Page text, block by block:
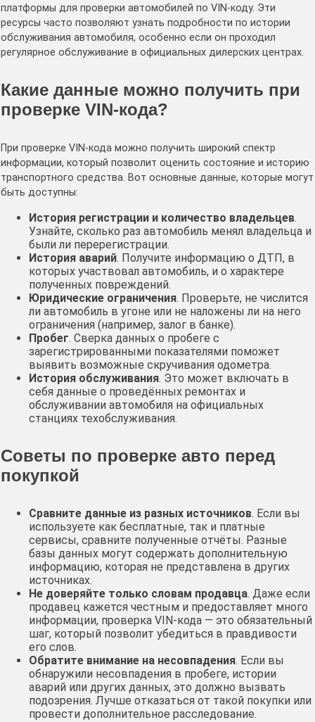
платформы для проверки автомобилей по VIN-коду. Эти
ресурсы часто позволяют узнать подробности по истории
обслуживания автомобиля, особенно если он проходил
регулярное обслуживание в официальных дилерских центрах.
Какие данные можно получить при
проверке VIN-кода?
При проверке VIN-кода можно получить широкий спектр
информации, который позволит оценить состояние и историю
транспортного средства. Вот основные данные, которые могут
быть доступны:
История регистрации и количество владельцев.
Узнайте, сколько раз автомобиль менял владельца и
были ли перерегистрации.
История аварий. Получите информацию о ДТП, в
которых участвовал автомобиль, и о характере
полученных повреждений.
Юридические ограничения. Проверьте, не числится
ли автомобиль в угоне или не наложены ли на него
ограничения (например, залог в банке).
Пробег. Сверка данных о пробеге с
зарегистрированными показателями поможет
выявить возможные скручивания одометра.
История обслуживания. Это может включать в
себя данные о проведённых ремонтах и
обслуживании автомобиля на официальных
станциях техобслуживания.
Советы по проверке авто перед
покупкой
Сравните данные из разных источников. Если вы
используете как бесплатные, так и платные
сервисы, сравните полученные отчёты. Разные
базы данных могут содержать дополнительную
информацию, которая не представлена в других
источниках.
Не доверяйте только словам продавца. Даже если
продавец кажется честным и предоставляет много
информации, проверка VIN-кода — это обязательный
шаг, который позволит убедиться в правдивости
его слов.
Обратите внимание на несовпадения. Если вы
обнаружили несовпадения в пробеге, истории
аварий или других данных, это должно вызвать
подозрения. Лучше отказаться от такой покупки или
провести дополнительное расследование.